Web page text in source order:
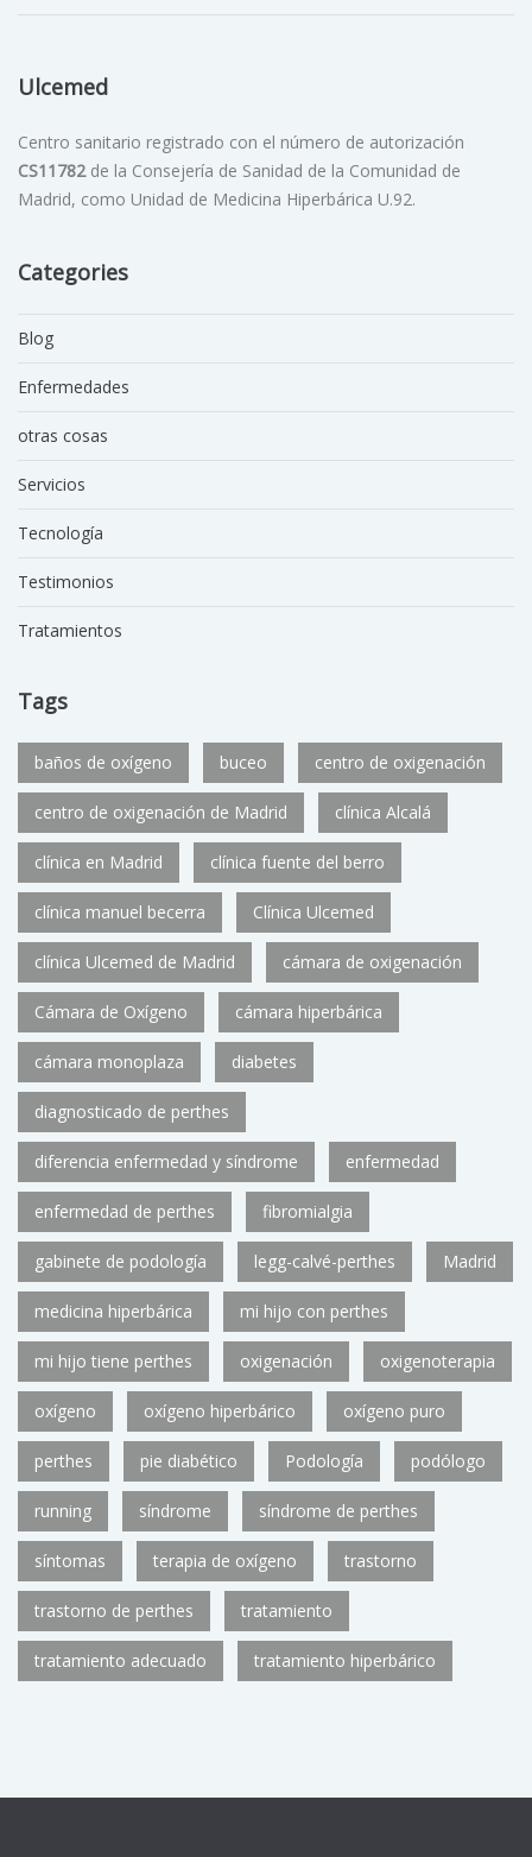
Ulcemed
Centro sanitario registrado con el número de autorización
CS11782de la Consejería de Sanidad de la Comunidad de
Madrid, como Unidad de Medicina Hiperbárica U.92.
Categories
Blog
Enfermedades
otras cosas
Servicios
Tecnología
Testimonios
Tratamientos
Tags
baños de oxígeno buceo centro de oxigenación
centro de oxigenación de Madrid clínica Alcalá
clínica en Madrid clínica fuente del berro
clínica manuel becerra Clínica Ulcemed
clínica Ulcemed de Madrid cámara de oxigenación
Cámara de Oxígeno cámara hiperbárica
cámara monoplaza diabetes
diagnosticado de perthes
diferencia enfermedad y síndrome enfermedad
enfermedad de perthes fibromialgia
gabinete de podología legg-calvé-perthes Madrid
medicina hiperbárica mi hijo con perthes
mi hijo tiene perthes oxigenación oxigenoterapia
oxígeno oxígeno hiperbárico oxígeno puro
perthes pie diabético Podología podólogo
running síndrome síndrome de perthes
síntomas terapia de oxígeno trastorno
trastorno de perthes tratamiento
tratamiento adecuado tratamiento hiperbárico